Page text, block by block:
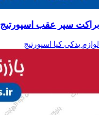
براکت سپر عقب اسپورتیج
لوازم یدکی کیا اسپورتیج